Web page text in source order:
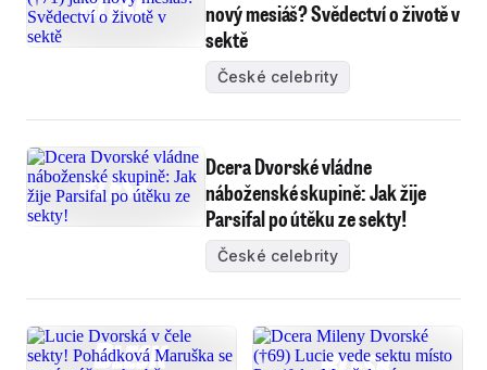
nový mesiáš? Svědectví o životě v
sektě
České celebrity
Dcera Dvorské vládne
náboženské skupině: Jak žije
Parsifal po útěku ze sekty!
České celebrity